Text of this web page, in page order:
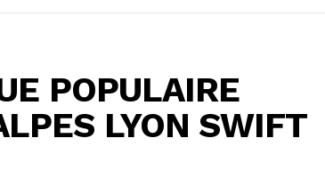
POPULAIRE
LYON SWIFT